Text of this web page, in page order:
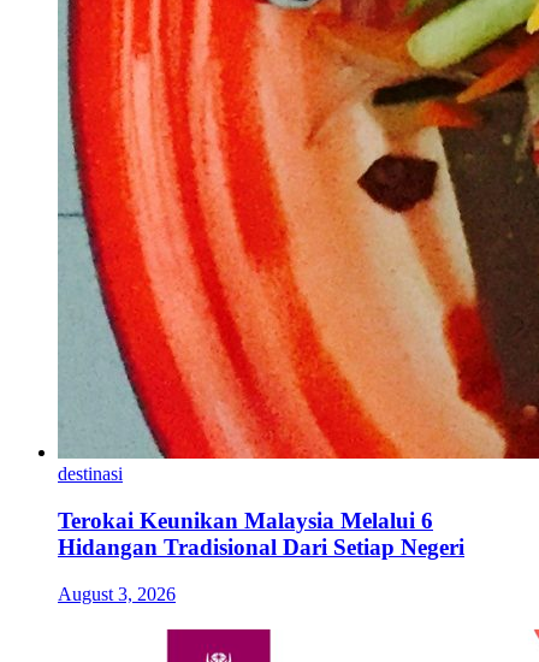
destinasi
Terokai Keunikan Malaysia Melalui 6
Hidangan Tradisional Dari Setiap Negeri
August 3, 2026